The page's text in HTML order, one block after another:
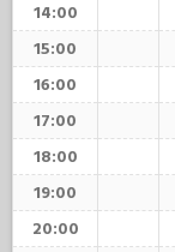
14:00
15:00
16:00
17:00
18:00
19:00
20:00